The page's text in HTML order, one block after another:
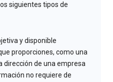
siguientes tipos de
y disponible
proporciones, como una
dirección de una empresa
no requiere de